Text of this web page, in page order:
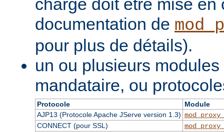
charge doit être mise en
documentation de
pour plus de détails).
un ou plusieurs
mandataire, ou
Protocole
Module
AJP13 (Protocole Apache JServe version 1.3)
CONNECT (pour SSL)